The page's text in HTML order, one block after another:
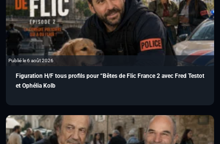
Publié le 6 août 2026
Figuration H/F tous profils pour “Bêtes de Flic France 2 avec Fred Testot
et Ophélia Kolb